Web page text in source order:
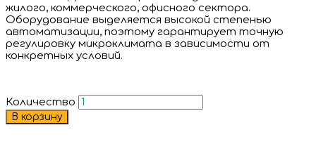
жилого, коммерческого, офисного сектора.
Оборудование выделяется высокой степенью
автоматизации, поэтому гарантирует точную
регулировку микроклимата в зависимости от
конкретных условий.
Количество
В корзину